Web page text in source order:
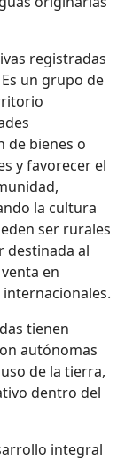
registradas
un grupo de
de bienes o
y favorecer el
la cultura
ser rurales
destinada al
en
tienen
autónomas
de la tierra,
dentro del
integral